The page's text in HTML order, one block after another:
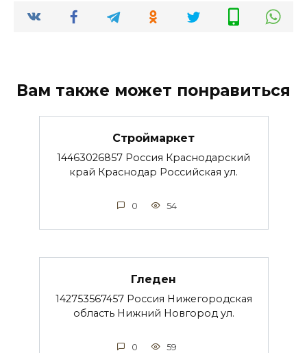
Вам также может понравиться
Строймаркет
14463026857 Россия Краснодарский
край Краснодар Российская ул.
0 54
Гледен
142753567457 Россия Нижегородская
область Нижний Новгород ул.
0 59